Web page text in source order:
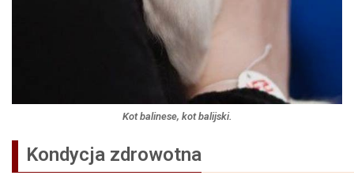
Kot balinese, kot balijski.
Kondycja zdrowotna